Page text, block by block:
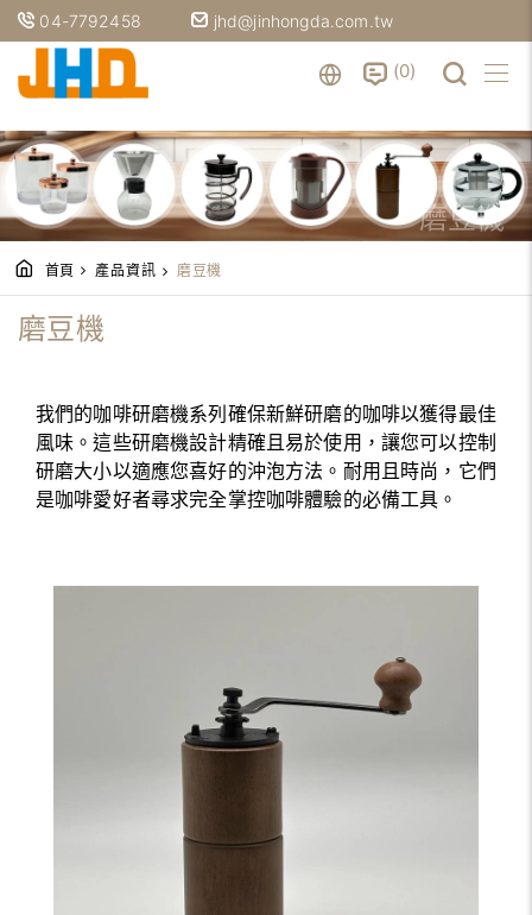
04-7792458 jhd@jinhongda.com.tw
0
磨豆機
首頁 產品資訊 磨豆機
磨豆機
我們的咖啡研磨機系列確保新鮮研磨的咖啡以獲得最佳
風味。這些研磨機設計精確且易於使用，讓您可以控制
研磨大小以適應您喜好的沖泡方法。耐用且時尚，它們
是咖啡愛好者尋求完全掌控咖啡體驗的必備工具。